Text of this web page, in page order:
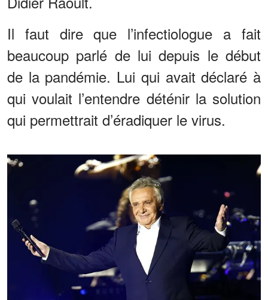
Il faut dire que l’infectiologue a fait
beaucoup parlé de lui depuis le début
de la pandémie. Lui qui avait déclaré à
qui voulait l’entendre déténir la solution
qui permettrait d’éradiquer le virus.